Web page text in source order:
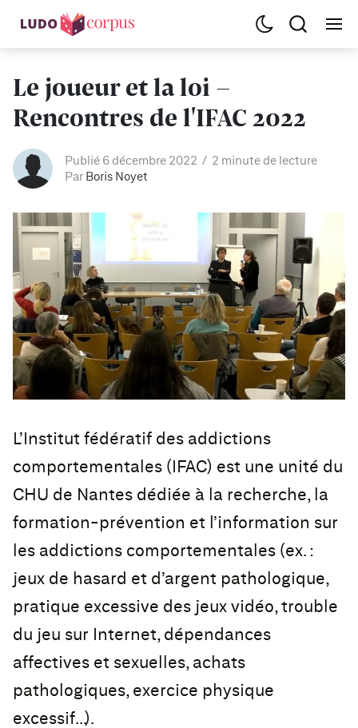
Le joueur et la loi -
Rencontres de l'IFAC 2022
Publié 6 décembre 2022
2 minute de lecture
Par Boris Noyet
L’Institut fédératif des addictions
comportementales (IFAC) est une unité du
CHU de Nantes dédiée à la recherche, la
formation-prévention et l’information sur
les addictions comportementales (ex. :
jeux de hasard et d’argent pathologique,
pratique excessive des jeux vidéo, trouble
du jeu sur Internet, dépendances
affectives et sexuelles, achats
pathologiques, exercice physique
excessif...).